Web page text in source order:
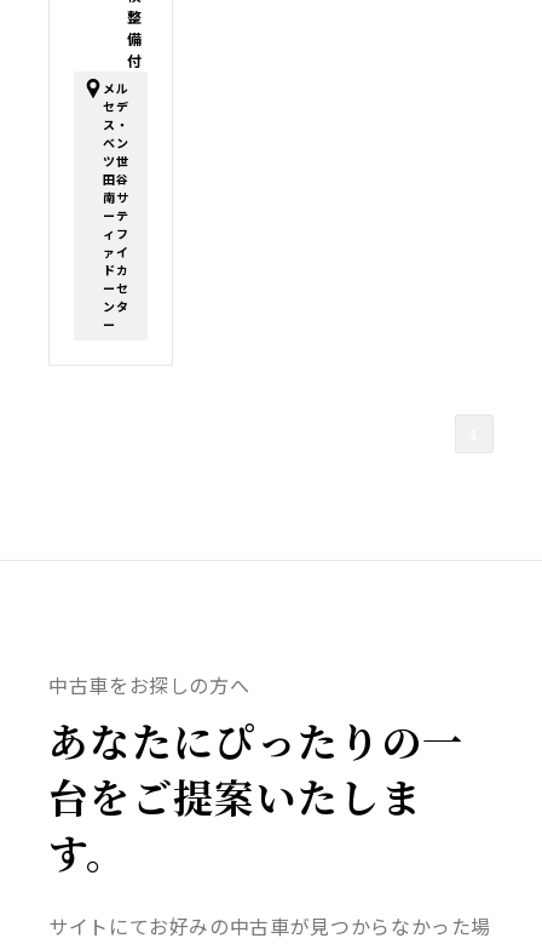
整
備
付
メル
セデ
ス・
ベン
ツ世
田谷
南サ
ーテ
ィフ
ァイ
ドカ
ーセ
ンタ
ー
中古車をお探しの方へ
あなたにぴったりの一
台をご提案いたしま
す。
サイトにてお好みの中古車が見つからなかった場